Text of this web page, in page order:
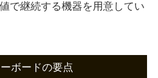
で継続する機器を用意してい
ボードの要点